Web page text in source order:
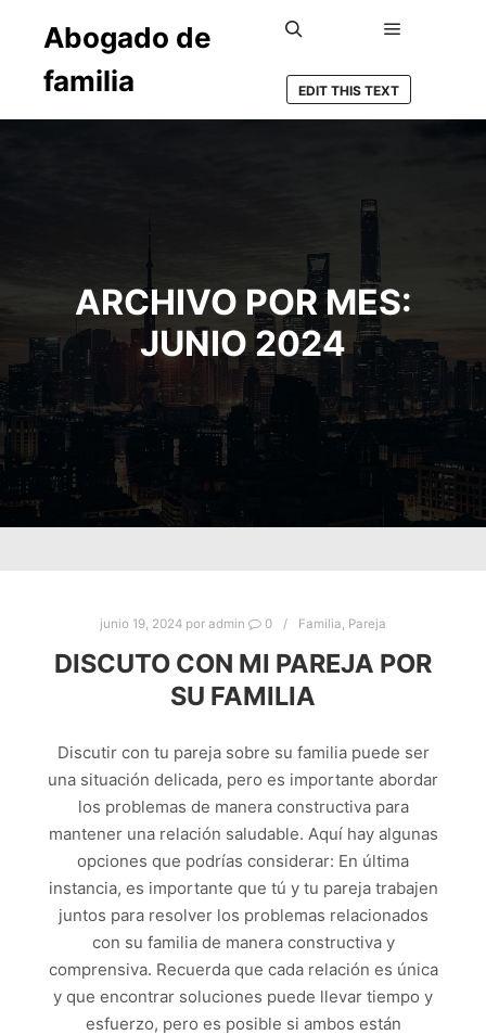
Abogado de
familia
EDIT THIS TEXT
ARCHIVO POR MES:
JUNIO 2024
junio 19, 2024 por admin 0 Familia, Pareja
DISCUTO CON MI PAREJA POR
SU FAMILIA
Discutir con tu pareja sobre su familia puede ser
una situación delicada, pero es importante abordar
los problemas de manera constructiva para
mantener una relación saludable. Aquí hay algunas
opciones que podrías considerar: En última
instancia, es importante que tú y tu pareja trabajen
juntos para resolver los problemas relacionados
con su familia de manera constructiva y
comprensiva. Recuerda que cada relación es única
y que encontrar soluciones puede llevar tiempo y
esfuerzo, pero es posible si ambos están